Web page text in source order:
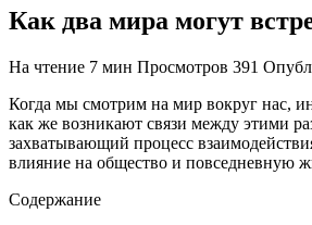
Как два мира могут
На чтение 7 мин Просмотров 391
Когда мы смотрим на мир вокруг нас,
как же возникают связи между этими
захватывающий процесс
влияние на общество и повседневную
Содержание